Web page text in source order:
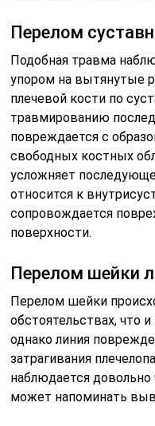
Перелом
Подобная травма
упором на вытянутые
плечевой кости по
травмированию
повреждается с
свободных костных
усложняет
относится к
сопровождается
поверхности.
Перелом шейки
Перелом шейки
обстоятельствах, что
однако линия
затрагивания
наблюдается
может напоминать